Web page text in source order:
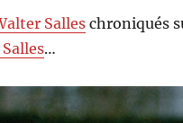
Salles chroniqués
…